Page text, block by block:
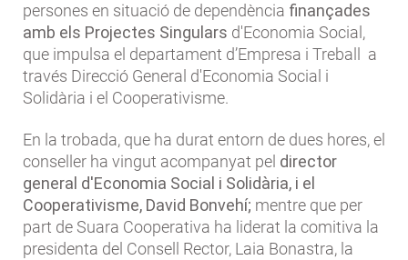
persones en situació de dependència finançades
amb els Projectes Singulars d'Economia Social,
que impulsa el departament d’Empresa i Treball a
través Direcció General d'Economia Social i
Solidària i el Cooperativisme.
En la trobada, que ha durat entorn de dues hores, el
conseller ha vingut acompanyat pel director
general d'Economia Social i Solidària, i el
Cooperativisme, David Bonvehí; mentre que per
part de Suara Cooperativa ha liderat la comitiva la
presidenta del Consell Rector, Laia Bonastra, la